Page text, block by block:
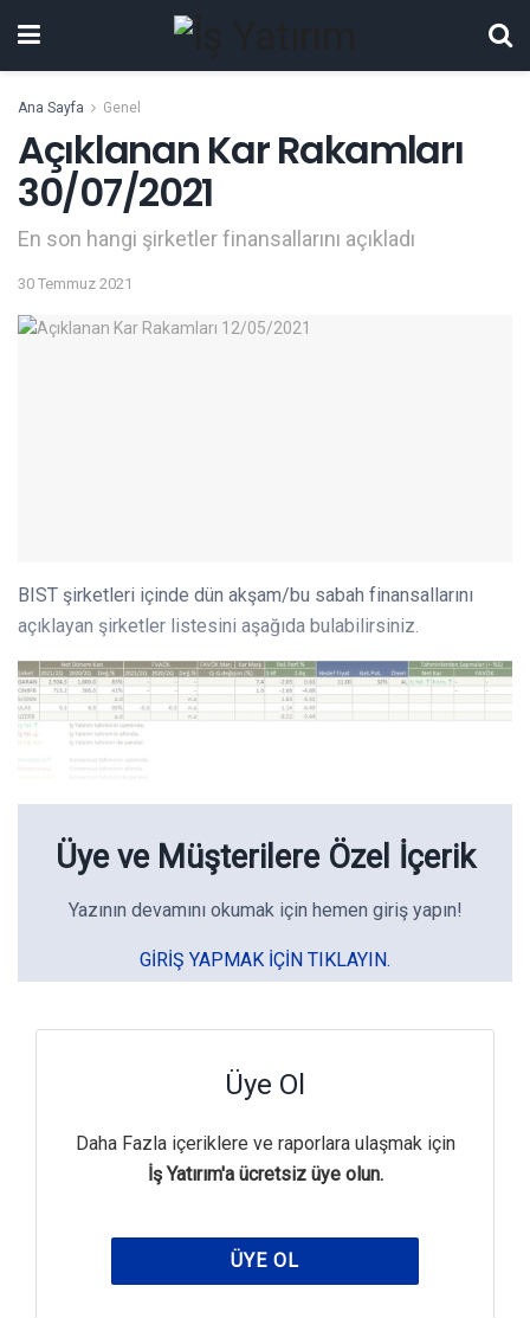
Ana Sayfa Genel
Açıklanan Kar Rakamları
30/07/2021
En son hangi şirketler finansallarını açıkladı
30 Temmuz 2021
BIST şirketleri içinde dün akşam/bu sabah finansallarını
açıklayan şirketler listesini aşağıda bulabilirsiniz.
Üye ve Müşterilere Özel İçerik
Yazının devamını okumak için hemen giriş yapın!
GIRIŞ YAPMAK IÇIN TIKLAYIN.
Üye Ol
Daha Fazla içeriklere ve raporlara ulaşmak için
İş Yatırım'a ücretsiz üye olun.
ÜYE OL